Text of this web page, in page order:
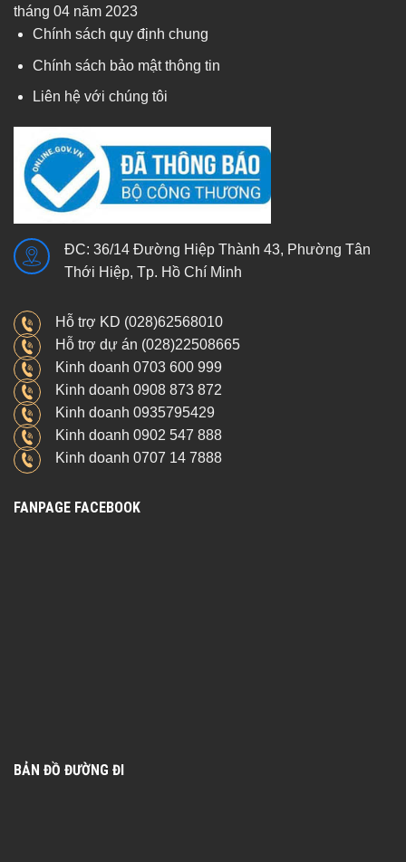
tháng 04 năm 2023
Chính sách quy định chung
Chính sách bảo mật thông tin
Liên hệ với chúng tôi
ĐC: 36/14 Đường Hiệp Thành 43, Phường Tân
Thới Hiệp, Tp. Hồ Chí Minh
Hỗ trợ KD (028)62568010
Hỗ trợ dự án (028)22508665
Kinh doanh 0703 600 999
Kinh doanh 0908 873 872
Kinh doanh 0935795429
Kinh doanh 0902 547 888
Kinh doanh 0707 14 7888
FANPAGE FACEBOOK
BẢN ĐỒ ĐƯỜNG ĐI